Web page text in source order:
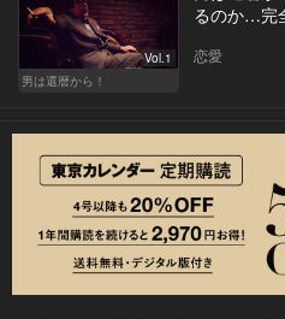
Vol.1
男は還暦から！
るのか…完
恋愛